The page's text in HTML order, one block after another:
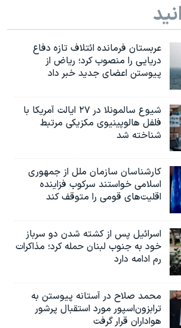
عربستان فرمانده ائتلاف تازه دفاع
دریایی را منصوب کرد؛ ریاض از
پیوستن اعضای جدید خبر داد
شیوع سالمونلا در ۲۷ ایالت آمریکا با
فلفل هالوپینیوی مکزیکی مرتبط
شناخته شد
کارشناسان سازمان ملل از جمهوری
اسلامی خواستند سرکوب فزاینده
اقلیت‌های قومی را متوقف کند
اسرائیل پس از کشته شدن دو سرباز
خود به جنوب لبنان حمله کرد؛ مذاکرات
رم ادامه دارد
محمد صلاح در آستانه پیوستن به
ترابزون‌اسپور مورد استقبال پرشور
هواداران قرار گرفت